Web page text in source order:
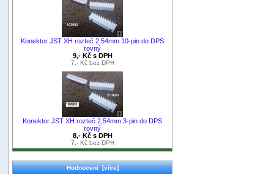
Konektor JST XH rozteč 2,54mm 10-pin do DPS
rovný
9,- Kč s DPH
7,- Kč bez DPH
Konektor JST XH rozteč 2,54mm 3-pin do DPS
rovný
8,- Kč s DPH
7,- Kč bez DPH
Hodnocení [více]